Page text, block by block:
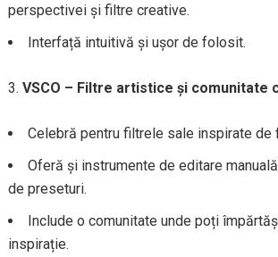
perspectivei și filtre creative.
Interfață intuitivă și ușor de folosit.
VSCO – Filtre artistice și comunitate
Celebră pentru filtrele sale inspirate de
Oferă și instrumente de editare
de preseturi.
Include o comunitate unde poți
inspirație.